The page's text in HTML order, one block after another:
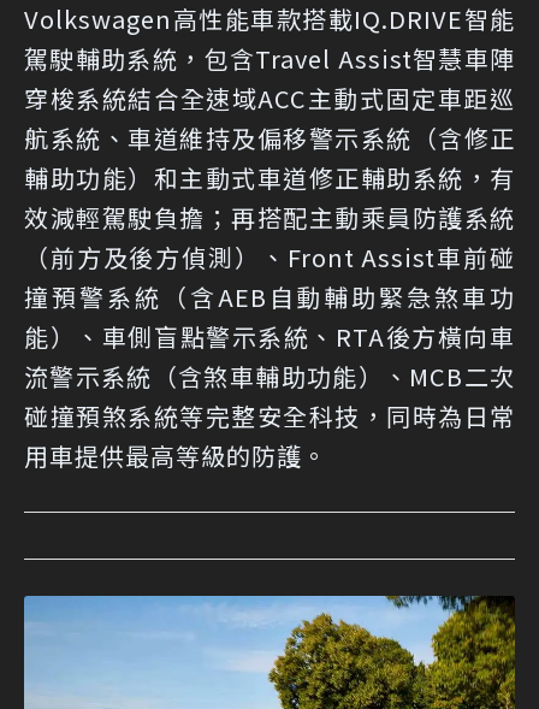
Volkswagen高性能車款搭載IQ.DRIVE智能
駕駛輔助系統，包含Travel Assist智慧車陣
穿梭系統結合全速域ACC主動式固定車距巡
航系統、車道維持及偏移警示系統（含修正
輔助功能）和主動式車道修正輔助系統，有
效減輕駕駛負擔；再搭配主動乘員防護系統
（前方及後方偵測）、Front Assist車前碰
撞預警系統（含AEB自動輔助緊急煞車功
能）、車側盲點警示系統、RTA後方橫向車
流警示系統（含煞車輔助功能）、MCB二次
碰撞預煞系統等完整安全科技，同時為日常
用車提供最高等級的防護。